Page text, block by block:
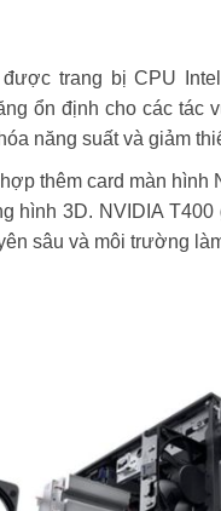
được trang bị CPU
ổn định cho các
năng suất và giảm
thêm card màn
hình 3D. NVIDIA
sâu và môi trường